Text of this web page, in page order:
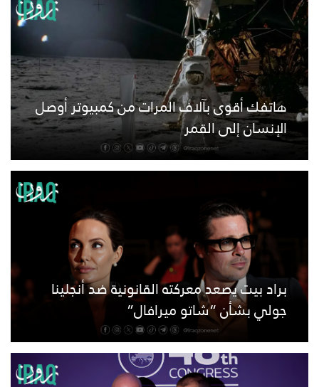
هاتفك أقوى بآلاف المرات من كمبيوتر أوصل
الإنسان إلى القمر
براد بيت يصعد معركته القانونية ضد أنجلينا
جولي بشأن “شاتو ميرافال”